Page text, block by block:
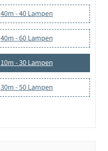
40m - 40 Lampen
40m - 60 Lampen
10m - 30 Lampen
30m - 50 Lampen